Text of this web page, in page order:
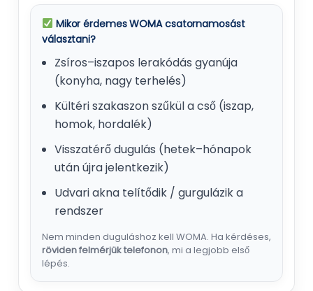
Mikor érdemes WOMA csatornamosást
választani?
Zsíros–iszapos lerakódás gyanúja
(konyha, nagy terhelés)
Kültéri szakaszon szűkül a cső (iszap,
homok, hordalék)
Visszatérő dugulás (hetek–hónapok
után újra jelentkezik)
Udvari akna telítődik / gurgulázik a
rendszer
Nem minden duguláshoz kell WOMA. Ha kérdéses,
röviden felmérjük telefonon, mi a legjobb első
lépés.